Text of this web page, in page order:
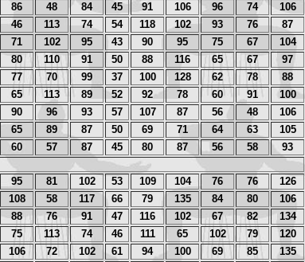
86 48 84 45 91 106 96 74 106
46 113 74 54 118 102 93 76 87
71 102 95 43 90 95 75 67 104
80 110 91 50 88 116 65 67 97
77 70 99 37 100 128 62 78 88
65 113 89 52 92 78 60 91 100
90 96 93 57 107 87 56 48 106
65 89 87 50 69 71 64 63 105
60 57 87 45 80 87 56 58 93
95 81 102 53 109 104 76 76 126
108 58 117 66 79 135 84 80 106
88 76 91 47 116 102 67 82 134
75 113 74 46 111 65 102 79 120
106 72 102 61 94 100 69 85 135